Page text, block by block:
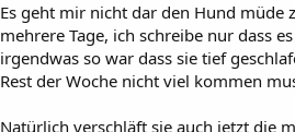
Es geht mir nicht dar den Hund müde
mehrere Tage, ich schreibe nur dass
irgendwas so war dass sie tief
Rest der Woche nicht viel kommen
Natürlich verschläft sie auch jetzt die